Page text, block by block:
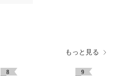
もっと見る
8 9